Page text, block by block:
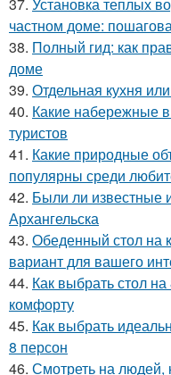
37. Установка теплых
частном доме:
38. Полный гид: как
доме
39. Отдельная кухня
40. Какие набережные
туристов
41. Какие природные
популярны среди
42. Были ли известные
Архангельска
43. Обеденный стол на
вариант для вашего
44. Как выбрать стол
комфорту
45. Как выбрать
8 персон
46. Смотреть на людей,